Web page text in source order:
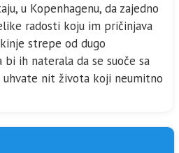
u Kopenhagenu, da zajedno
radosti koju im pričinjava
strepe od dugo
ih naterala da se suoče sa
nit života koji neumitno